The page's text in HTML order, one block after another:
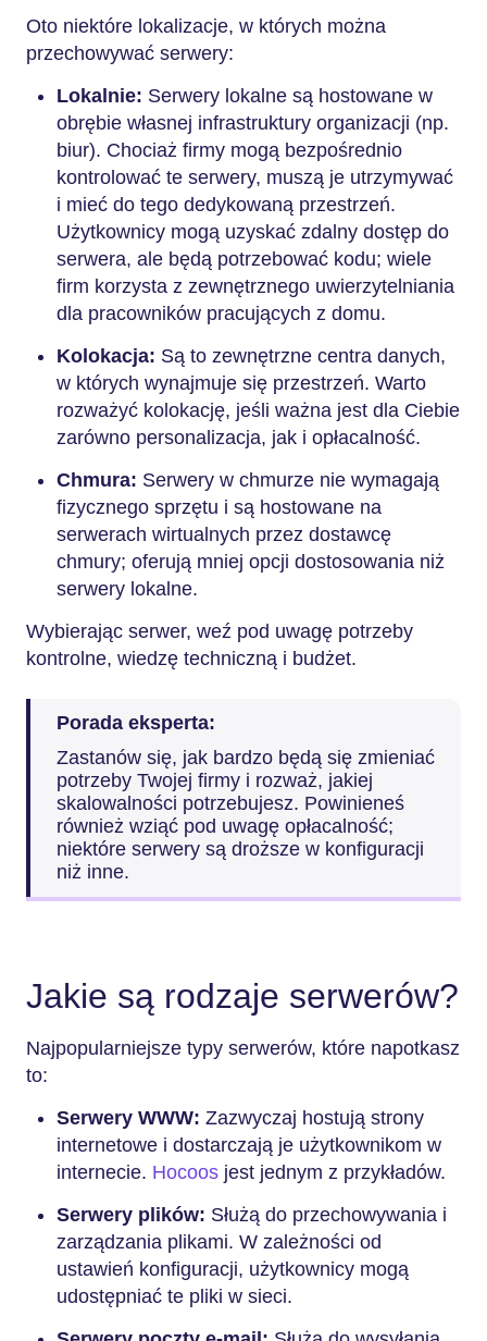
Oto niektóre lokalizacje, w których można
przechowywać serwery:
Lokalnie: Serwery lokalne są hostowane w
obrębie własnej infrastruktury organizacji (np.
biur). Chociaż firmy mogą bezpośrednio
kontrolować te serwery, muszą je utrzymywać
i mieć do tego dedykowaną przestrzeń.
Użytkownicy mogą uzyskać zdalny dostęp do
serwera, ale będą potrzebować kodu; wiele
firm korzysta z zewnętrznego uwierzytelniania
dla pracowników pracujących z domu.
Kolokacja: Są to zewnętrzne centra danych,
w których wynajmuje się przestrzeń. Warto
rozważyć kolokację, jeśli ważna jest dla Ciebie
zarówno personalizacja, jak i opłacalność.
Chmura: Serwery w chmurze nie wymagają
fizycznego sprzętu i są hostowane na
serwerach wirtualnych przez dostawcę
chmury; oferują mniej opcji dostosowania niż
serwery lokalne.
Wybierając serwer, weź pod uwagę potrzeby
kontrolne, wiedzę techniczną i budżet.
Porada eksperta:
Zastanów się, jak bardzo będą się zmieniać
potrzeby Twojej firmy i rozważ, jakiej
skalowalności potrzebujesz. Powinieneś
również wziąć pod uwagę opłacalność;
niektóre serwery są droższe w konfiguracji
niż inne.
Jakie są rodzaje serwerów?
Najpopularniejsze typy serwerów, które napotkasz
to:
Serwery WWW: Zazwyczaj hostują strony
internetowe i dostarczają je użytkownikom w
internecie. Hocoos jest jednym z przykładów.
Serwery plików: Służą do przechowywania i
zarządzania plikami. W zależności od
ustawień konfiguracji, użytkownicy mogą
udostępniać te pliki w sieci.